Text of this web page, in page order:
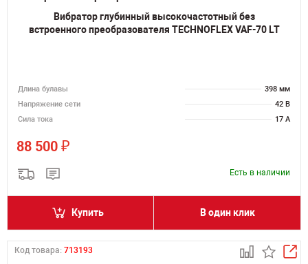
Вибратор глубинный высокочастотный без
встроенного преобразователя TECHNOFLEX VAF-70 LT
Длина булавы
398 мм
Напряжение сети
42 В
Сила тока
17 А
88 500 ₽
Есть в наличии
Купить В один клик
Код товара: 713193